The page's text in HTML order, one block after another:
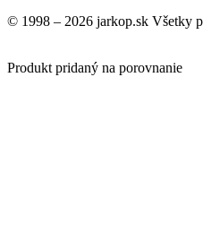
© 1998 – 2026 jarkop.sk Všetky
Produkt pridaný na porovnanie